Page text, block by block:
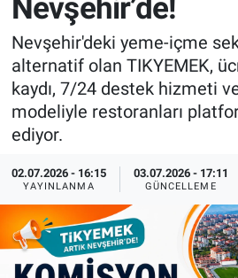
Nevşehir’de!
Nevşehir'deki yeme-içme
alternatif olan TIKYEMEK,
kaydı, 7/24 destek hizmeti
modeliyle restoranları
ediyor.
02.07.2026 - 16:15
YAYINLANMA
03.07.2026 - 17:11
GÜNCELLEME
Sağlık
Yerel
Genel
Asayiş
İlan - Duyuru- Mesaj
Türkiye Gündemi
Sizden Gelenler
Yaşam
Sağlık
Eğitim
İlan - Duyuru- Mesaj
Türkiye Gündemi
Sizden Gelenler